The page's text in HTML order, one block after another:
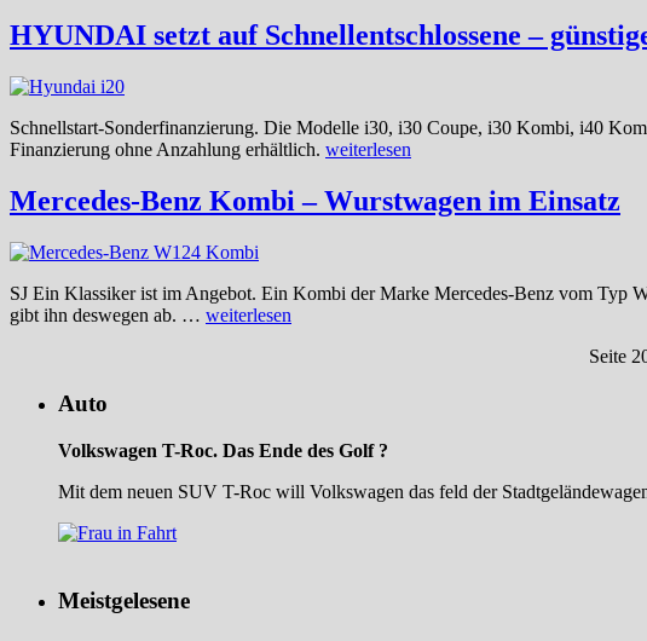
HYUNDAI setzt auf Schnellentschlossene –
Schnellstart-Sonderfinanzierung. Die Modelle i30, i30 Coupe, i30 Kombi, i40
Finanzierung ohne Anzahlung erhältlich. weiterlesen
Mercedes-Benz Kombi – Wurstwagen im Einsatz
SJ Ein Klassiker ist im Angebot. Ein Kombi der Marke Mercedes-Benz vom Typ
gibt ihn deswegen ab. … weiterlesen
Seite
Auto
Volkswagen T-Roc. Das Ende des Golf ?
Mit dem neuen SUV T-Roc will Volkswagen das feld der
Meistgelesene